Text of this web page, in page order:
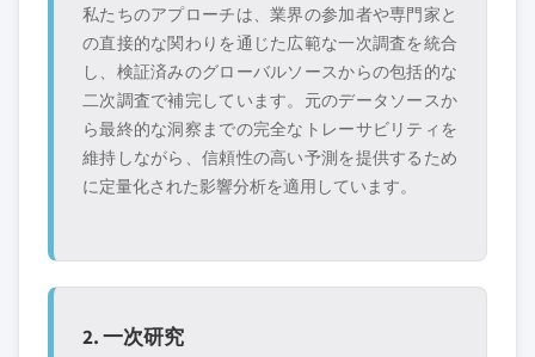
3.12.1 持続可能な実践
3.12.2 廃棄物削減戦略
3.12.3 生産におけるエネルギー効率
3.12.4 環境に優しい取り組み
3.13 カーボンフットプリントの考慮
ムアップ手法を採用しています。プロファイ
ルセクションは戦略的に重要なプレイヤーに
焦点を当てており、市場規模の範囲を定義す
るものではありません。
競合環境には以下も含まれる可能性があります
グローバルトップ
層に属さない地
市場アクセスを支
配する販売代理店
プ、または隣接業
私たちのアプローチは、業界の参加者や専門家と
の直接的な関わりを通じた広範な一次調査を統合
し、検証済みのグローバルソースからの包括的な
二次調査で補完しています。元のデータソースか
ら最終的な洞察までの完全なトレーサビリティを
維持しながら、信頼性の高い予測を提供するため
に定量化された影響分析を適用しています。
2. 一次研究